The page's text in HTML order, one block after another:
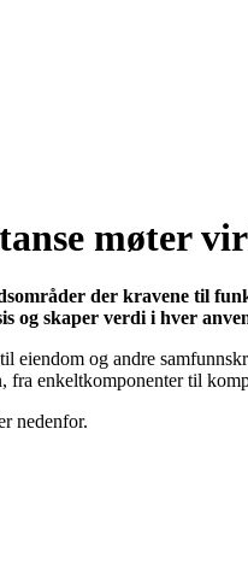
møter
der kravene til
og skaper verdi i hver
eiendom og andre
fra enkeltkomponenter til
nedenfor.